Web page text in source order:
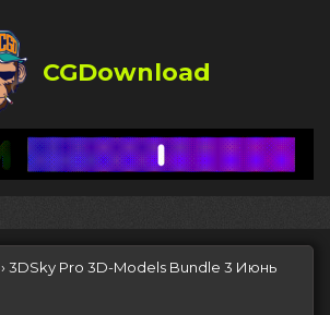
CGDownload
› 3DSky Pro 3D-Models Bundle 3 Июнь